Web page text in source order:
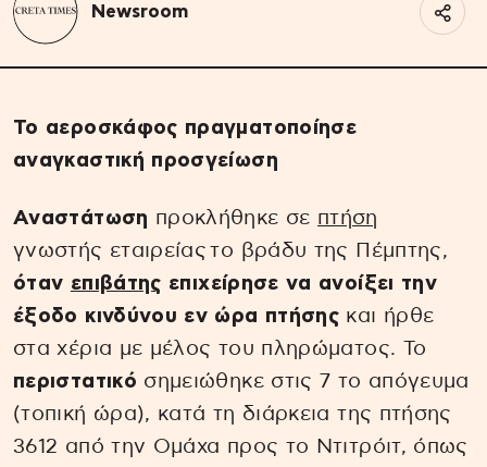
Newsroom
Το αεροσκάφος πραγματοποίησε
αναγκαστική προσγείωση
Αναστάτωση προκλήθηκε σε πτήση
γνωστής εταιρείας το βράδυ της Πέμπτης,
όταν επιβάτης επιχείρησε να ανοίξει την
έξοδο κινδύνου εν ώρα πτήσης και ήρθε
στα χέρια με μέλος του πληρώματος. Το
περιστατικό σημειώθηκε στις 7 το απόγευμα
(τοπική ώρα), κατά τη διάρκεια της πτήσης
3612 από την Ομάχα προς το Ντιτρόιτ, όπως